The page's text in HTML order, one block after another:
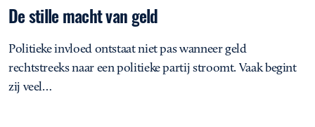
De stille macht van geld
Politieke invloed ontstaat niet pas wanneer geld
rechtstreeks naar een politieke partij stroomt. Vaak begint
zij veel…